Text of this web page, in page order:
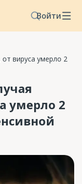
Войти
от вируса умерло 2
умерло 2